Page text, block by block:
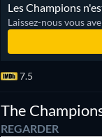
Les Champions
Laissez-nous vous
7.5
The
REGARDER